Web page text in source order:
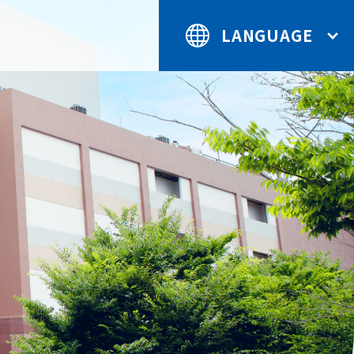
LANGUAGE